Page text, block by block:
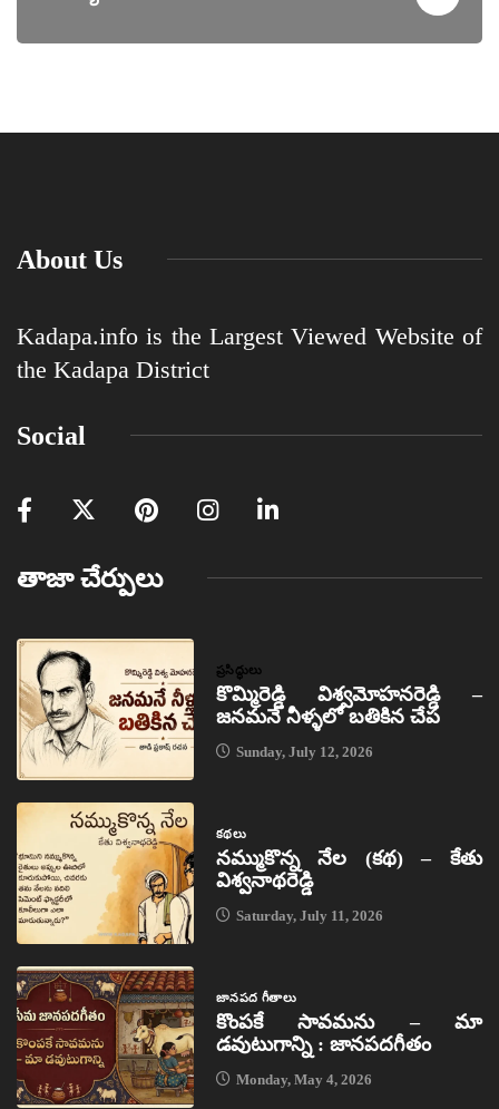
About Us
Kadapa.info is the Largest Viewed Website of
the Kadapa District
Social
తాజా చేర్పులు
ప్రసిద్ధులు
కొమ్మిరెడ్డి విశ్వమోహనరెడ్డి –
జనమనే నీళ్ళలో బతికిన చేప
Sunday, July 12, 2026
కథలు
నమ్ముకొన్న నేల (కథ) – కేతు
విశ్వనాథరెడ్డి
Saturday, July 11, 2026
జానపద గీతాలు
కొంపకే సావమను – మా
డవుటుగాన్ని : జానపదగీతం
Monday, May 4, 2026